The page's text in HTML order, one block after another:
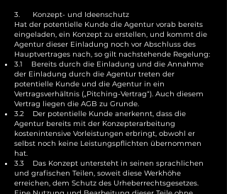
3. Konzept- und Ideenschutz
Hat der potentielle Kunde die Agentur vorab bereits
eingeladen, ein Konzept zu erstellen, und kommt die
Agentur dieser Einladung noch vor Abschluss des
Hauptvertrages nach, so gilt nachstehende Regelung:
3.1 Bereits durch die Einladung und die Annahme
der Einladung durch die Agentur treten der
potentielle Kunde und die Agentur in ein
Vertragsverhältnis („Pitching-Vertrag“). Auch diesem
Vertrag liegen die AGB zu Grunde.
3.2 Der potentielle Kunde anerkennt, dass die
Agentur bereits mit der Konzepterarbeitung
kostenintensive Vorleistungen erbringt, obwohl er
selbst noch keine Leistungspflichten übernommen
hat.
3.3 Das Konzept untersteht in seinen sprachlichen
und grafischen Teilen, soweit diese Werkhöhe
erreichen, dem Schutz des Urheberrechtsgesetzes.